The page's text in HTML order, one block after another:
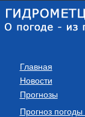
Главная
Новости
Прогнозы
Прогноз